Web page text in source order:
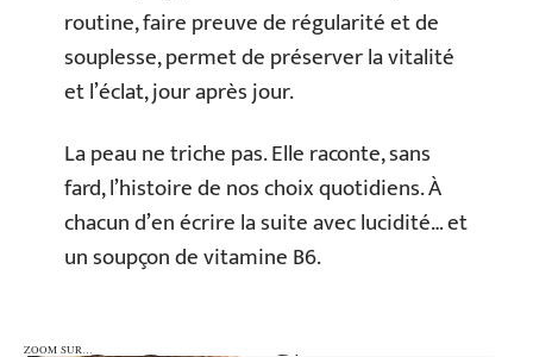
routine, faire preuve de régularité et de
souplesse, permet de préserver la vitalité
et l’éclat, jour après jour.
La peau ne triche pas. Elle raconte, sans
fard, l’histoire de nos choix quotidiens. À
chacun d’en écrire la suite avec lucidité… et
un soupçon de vitamine B6.
ZOOM SUR…